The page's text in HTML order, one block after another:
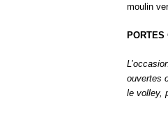
moulin
ouvertes
le volley,